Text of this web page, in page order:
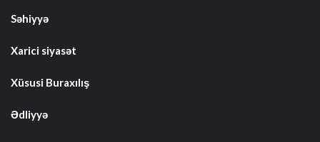
Səhiyyə
Xarici siyasət
Xüsusi Buraxılış
Ədliyyə